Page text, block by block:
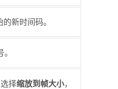
新时间码。
择缩放到帧大小，